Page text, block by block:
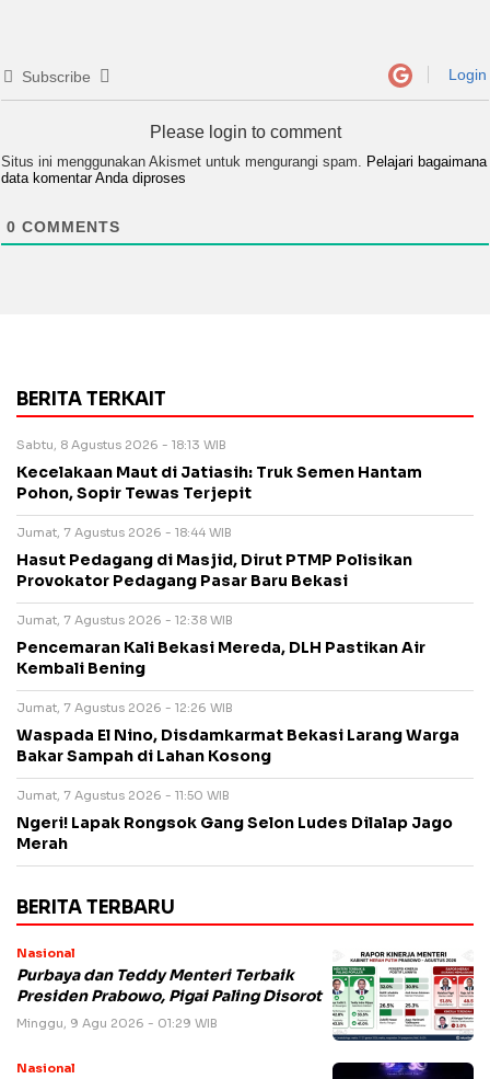
Subscribe Login
Please login to comment
Situs ini menggunakan Akismet untuk mengurangi spam. Pelajari bagaimana
data komentar Anda diproses
0 COMMENTS
BERITA TERKAIT
Sabtu, 8 Agustus 2026 - 18:13 WIB
Kecelakaan Maut di Jatiasih: Truk Semen Hantam
Pohon, Sopir Tewas Terjepit
Jumat, 7 Agustus 2026 - 18:44 WIB
Hasut Pedagang di Masjid, Dirut PTMP Polisikan
Provokator Pedagang Pasar Baru Bekasi
Jumat, 7 Agustus 2026 - 12:38 WIB
Pencemaran Kali Bekasi Mereda, DLH Pastikan Air
Kembali Bening
Jumat, 7 Agustus 2026 - 12:26 WIB
Waspada El Nino, Disdamkarmat Bekasi Larang Warga
Bakar Sampah di Lahan Kosong
Jumat, 7 Agustus 2026 - 11:50 WIB
Ngeri! Lapak Rongsok Gang Selon Ludes Dilalap Jago
Merah
BERITA TERBARU
Nasional
Purbaya dan Teddy Menteri Terbaik
Presiden Prabowo, Pigai Paling Disorot
Minggu, 9 Agu 2026 - 01:29 WIB
Nasional